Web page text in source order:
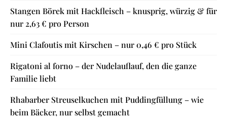
Stangen Börek mit Hackfleisch – knusprig, würzig & für
nur 2,63 € pro Person
Mini Clafoutis mit Kirschen – nur 0,46 € pro Stück
Rigatoni al forno – der Nudelauflauf, den die ganze
Familie liebt
Rhabarber Streuselkuchen mit Puddingfüllung – wie
beim Bäcker, nur selbst gemacht